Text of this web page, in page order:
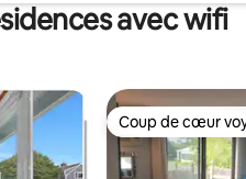
avec wifi
appréciés Coup de cœur
Coup de cœur